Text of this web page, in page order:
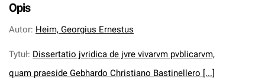
Opis
Autor: Heim, Georgius Ernestus
Tytuł: Dissertatio jvridica de jvre vivarvm pvblicarvm,
quam praeside Gebhardo Christiano Bastinellero [...]